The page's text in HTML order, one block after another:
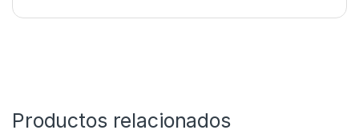
Productos relacionados